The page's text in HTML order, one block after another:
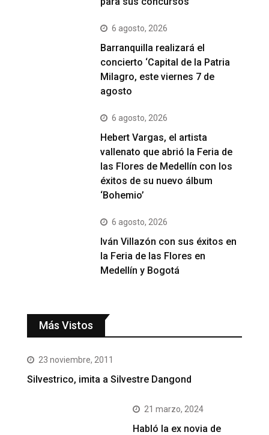
6 agosto, 2026
Barranquilla realizará el
concierto ‘Capital de la Patria
Milagro, este viernes 7 de
agosto
6 agosto, 2026
Hebert Vargas, el artista
vallenato que abrió la Feria de
las Flores de Medellín con los
éxitos de su nuevo álbum
‘Bohemio’
6 agosto, 2026
Iván Villazón con sus éxitos en
la Feria de las Flores en
Medellín y Bogotá
Más Vistos
23 noviembre, 2011
Silvestrico, imita a Silvestre Dangond
21 marzo, 2024
Habló la ex novia de